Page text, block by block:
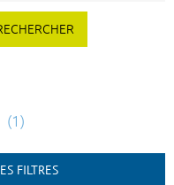
(1)
FILTRES